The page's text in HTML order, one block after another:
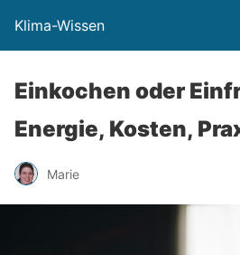
Klima-Wissen
Einkochen oder
Energie, Kosten,
Marie